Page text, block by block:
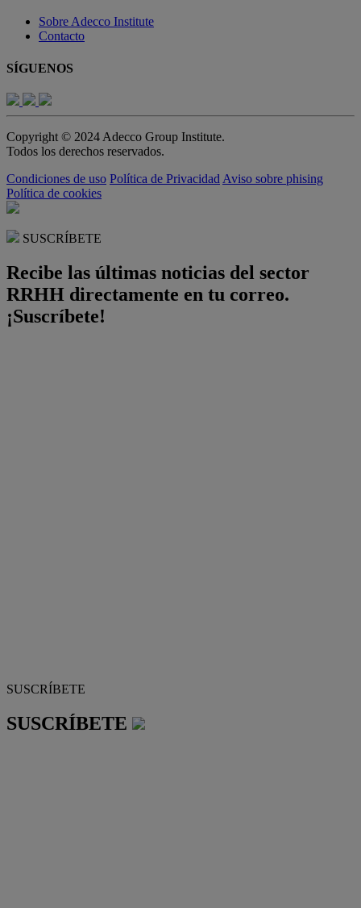
Sobre Adecco Institute
Contacto
SÍGUENOS
Copyright © 2024 Adecco Group Institute.
Todos los derechos reservados.
Condiciones de uso Política de Privacidad Aviso sobre phising
Política de cookies
SUSCRÍBETE
Recibe las últimas noticias del sector
RRHH directamente en tu correo.
¡Suscríbete!
SUSCRÍBETE
SUSCRÍBETE